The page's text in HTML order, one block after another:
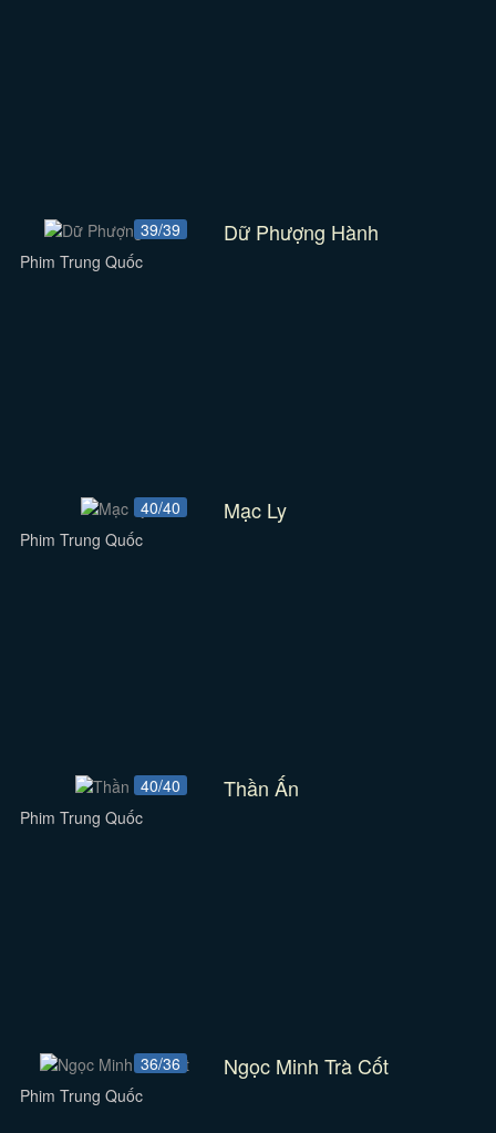
39/39 Dữ Phượng Hành
Phim Trung Quốc
40/40 Mạc Ly
Phim Trung Quốc
40/40 Thần Ấn
Phim Trung Quốc
36/36 Ngọc Minh Trà Cốt
Phim Trung Quốc